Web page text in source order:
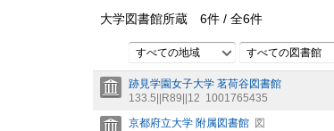
大学図書館所蔵 6件 / 全6件
すべての地域 すべての図書館
跡見学園女子大学 茗荷谷図書館
133.5||R89||12 1001765435
京都府立大学 附属図書館 図